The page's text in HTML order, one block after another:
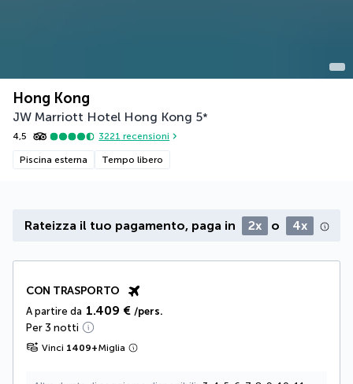
Hong Kong
JW Marriott Hotel Hong Kong 5*
4,5 3221 recensioni
Piscina esterna Tempo libero
Rateizza il tuo pagamento, paga in 2x o 4x
CON TRASPORTO
A partire da 1.409 € /pers.
Per 3 notti
Vinci 1409+Miglia